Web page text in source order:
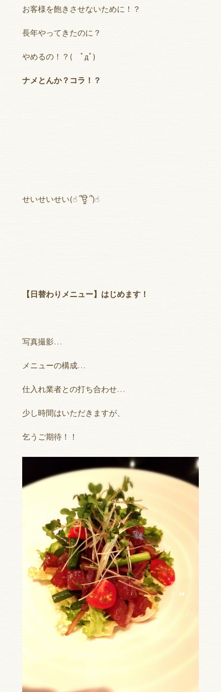
お客様を飽きさせないために！？
長年やってきたのに？
やめるの！？( ﾟдﾟ)
ナメとんか？コラ！？
せいせいせい(☝︎ ՞ਊ ՞)☝︎
【日替わりメニュー】 はじめます！
写真撮影…
メニューの構成…
仕入れ業者との打ち合わせ…
少し時間はいただきますが、
乞うご期待！！